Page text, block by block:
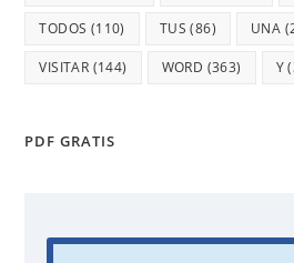
TODOS (110) TUS (86) UNA
VISITAR (144) WORD (363) Y
PDF GRATIS